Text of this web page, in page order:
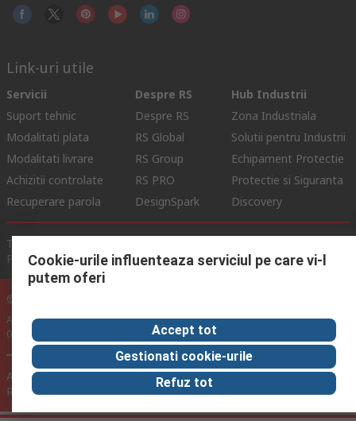
Link-uri utile
Servicii
Suport tehnic
Modalitati plata
Modalitati livrare
Achizitii controlate
Recuperare parola
Despre RS
Despre RS
RS Global
RS Group
RS PRO
DesignSpark
Hub Industrii
Zona Industriala
Solutii pentru Industrii
Echipament Protectie
Protectie si Siguranta
Discovery
Termeni de Utilizare Site
Politica de Confidentialitate
Politica Cookie
© RS Components Ltd. 2024
Aurocon COMPEC SRL: Bd. Theodor Pallady, Nr. 40D, Sector 3, Bucuresti
032266, Romania
Acest site a fost dezvoltat de Catalogue Solutions Ltd sub licenta
RS Components Ltd.
Cookie-urile influenteaza serviciul pe care vi-l
putem oferi
Accept tot
Gestionati cookie-urile
Refuz tot